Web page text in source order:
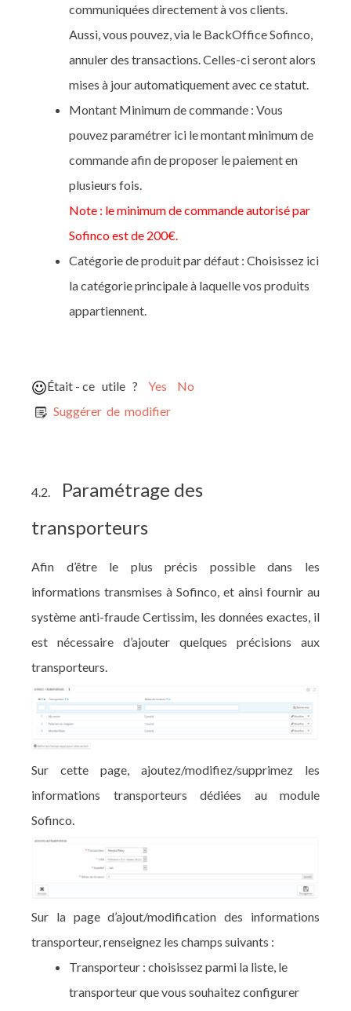
communiquées directement à vos clients.
Aussi, vous pouvez, via le BackOffice Sofinco,
annuler des transactions. Celles-ci seront alors
mises à jour automatiquement avec ce statut.
Montant Minimum de commande : Vous
pouvez paramétrer ici le montant minimum de
commande afin de proposer le paiement en
plusieurs fois.
Note : le minimum de commande autorisé par
Sofinco est de 200€.
Catégorie de produit par défaut : Choisissez ici
la catégorie principale à laquelle vos produits
appartiennent.
Était - ce utile ? Yes
No
Suggérer de modifier
4.2.
Paramétrage des
transporteurs
Afin d’être le plus précis possible dans les
informations transmises à Sofinco, et ainsi fournir au
système anti-fraude Certissim, les données exactes, il
est nécessaire d’ajouter quelques précisions aux
transporteurs.
Sur cette page, ajoutez/modifiez/supprimez les
informations transporteurs dédiées au module
Sofinco.
Sur la page d’ajout/modification des informations
transporteur, renseignez les champs suivants :
Transporteur : choisissez parmi la liste, le
transporteur que vous souhaitez configurer